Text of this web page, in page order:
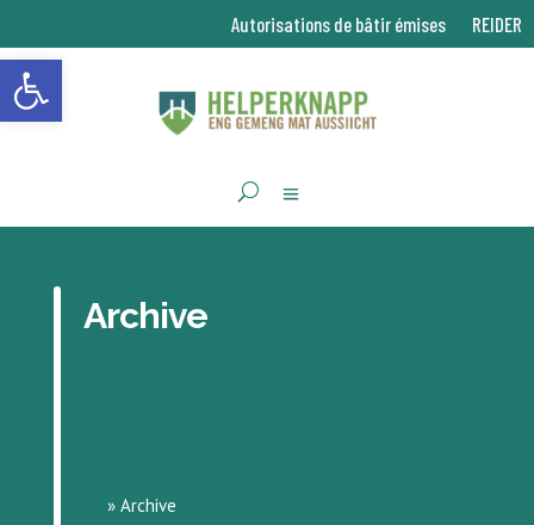
Ouvrir la barre d’outils
Autorisations de bâtir émises REIDER
Archive
» Archive